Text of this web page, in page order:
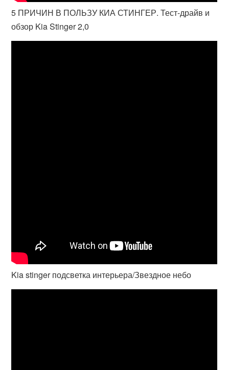
5 ПРИЧИН В ПОЛЬЗУ КИА СТИНГЕР. Тест-драйв и
обзор Kia Stinger 2,0
Kia stinger подсветка интерьера/Звездное небо